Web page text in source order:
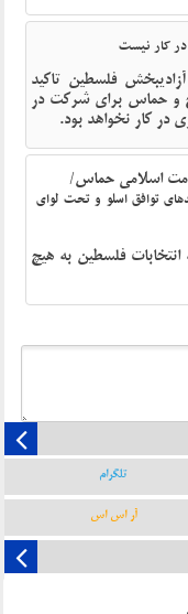
کار نیست
فلسطین تاکید
و حماس برای شرکت در
در کار نخواهد بود.
اسلامی حماس/
توافق اسلو و تحت لوای
فلسطین به هیچ
تلگرام
آر اس اس